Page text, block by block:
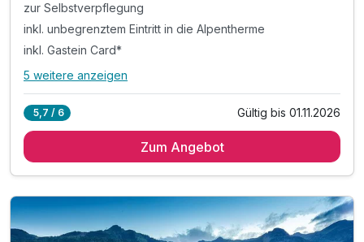
zur Selbstverpflegung
inkl. unbegrenztem Eintritt in die Alpentherme
inkl. Gastein Card*
Alle Inklusivleistungen
zur Selbstverpflegung
inkl. Nutzung des hauseigenen Saunabereichs
inkl. 1 Tiefgaragenplatz pro Apartment
5 weitere anzeigen
5,7 / 6 Gültig bis 01.11.2026
Zum Angebot